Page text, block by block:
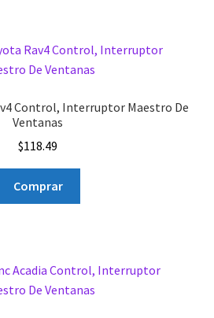
Control, Interruptor Maestro De
Ventanas
$118.49
Comprar